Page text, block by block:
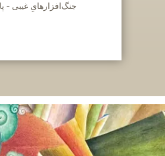
جنگ‌افزارهایِ غیبی -